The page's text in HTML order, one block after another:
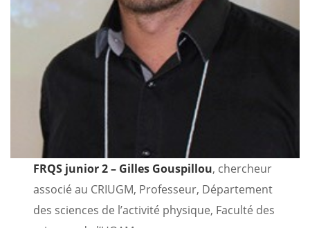
FRQS junior 2 – Gilles Gouspillou, chercheur
associé au CRIUGM, Professeur, Département
des sciences de l’activité physique, Faculté des